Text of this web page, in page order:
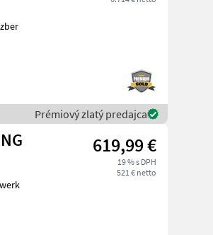
Prémiový zlatý predajca
619,99 €
19 % s DPH
521 € netto